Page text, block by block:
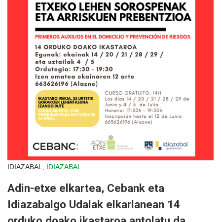
IDIAZABAL, IDIAZABAL
Adin-etxe elkartea, Cebank eta
Idiazabalgo Udalak elkarlanean 14